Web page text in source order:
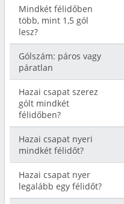
Mindkét félidőben
több, mint 1,5 gól
lesz?
Gólszám: páros vagy
páratlan
Hazai csapat szerez
gólt mindkét
félidőben?
Hazai csapat nyeri
mindkét félidőt?
Hazai csapat nyer
legalább egy félidőt?